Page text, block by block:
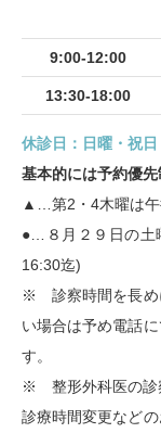
9:00-12:00
13:30-18:00
休診日：日曜・祝日
基本的には予約優
▲…第2・4木曜は
●…８月２９日の土
16:30迄)
※ 診察時間を長め
い場合は予め電話
す。
※ 整形外科医の診
診療時間変更など